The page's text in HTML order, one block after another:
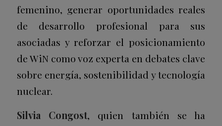
femenino, generar oportunidades reales
de desarrollo profesional para sus
asociadas y reforzar el posicionamiento
de WiN como voz experta en debates clave
sobre energía, sostenibilidad y tecnología
nuclear.
Silvia Congost, quien también se ha